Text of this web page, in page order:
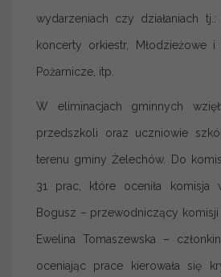
wydarzeniach czy działaniach tj.:
koncerty orkiestr, Młodzieżowe
Pożarnicze, itp.
W eliminacjach gminnych
przedszkoli oraz uczniowie
terenu gminy Żelechów. Do
31 prac, które oceniła komisja
Bogusz – przewodniczący komisji
Ewelina Tomaszewska –
oceniając prace kierowała się